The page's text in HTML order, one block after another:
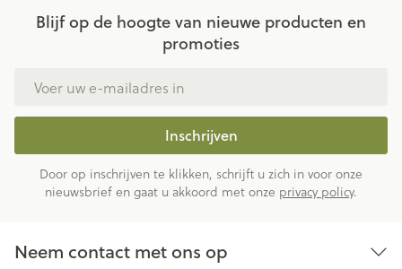
Blijf op de hoogte van nieuwe producten en
promoties
Inschrijven
Door op inschrijven te klikken, schrijft u zich in voor onze
nieuwsbrief en gaat u akkoord met onze privacy policy.
Neem contact met ons op